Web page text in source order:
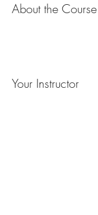
About the Course
Your Instructor